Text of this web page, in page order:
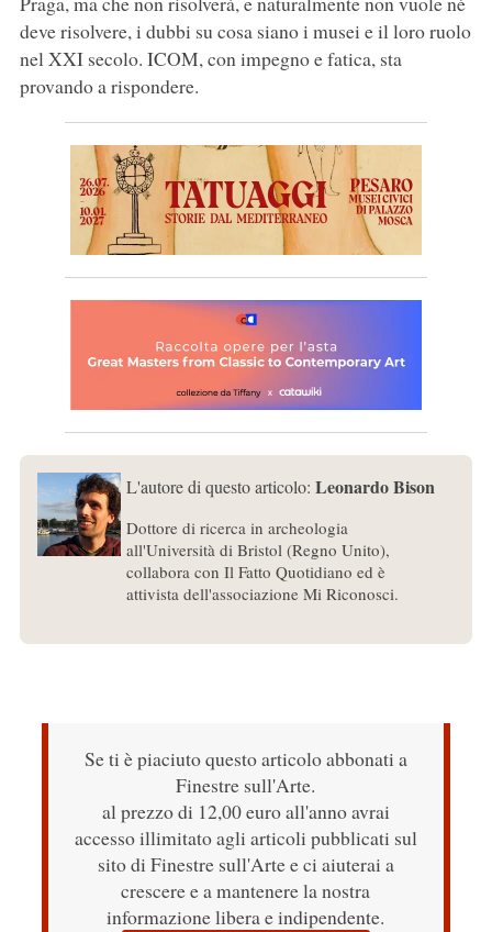
deve risolvere, i dubbi su cosa siano i musei e il loro ruolo
nel XXI secolo. ICOM, con impegno e fatica, sta
provando a rispondere.
L'autore di questo articolo: Leonardo Bison
Dottore di ricerca in archeologia
all'Università di Bristol (Regno Unito),
collabora con Il Fatto Quotidiano ed è
attivista dell'associazione Mi Riconosci.
Se ti è piaciuto questo articolo abbonati a
Finestre sull'Arte.
al prezzo di 12,00 euro all'anno avrai
accesso illimitato agli articoli pubblicati sul
sito di Finestre sull'Arte e ci aiuterai a
crescere e a mantenere la nostra
informazione libera e indipendente.